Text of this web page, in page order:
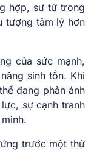
hợp, sư tử trong
tượng tâm lý hơn
của sức mạnh,
sinh tồn. Khi
đang phản ánh
sự cạnh tranh
trước một thử